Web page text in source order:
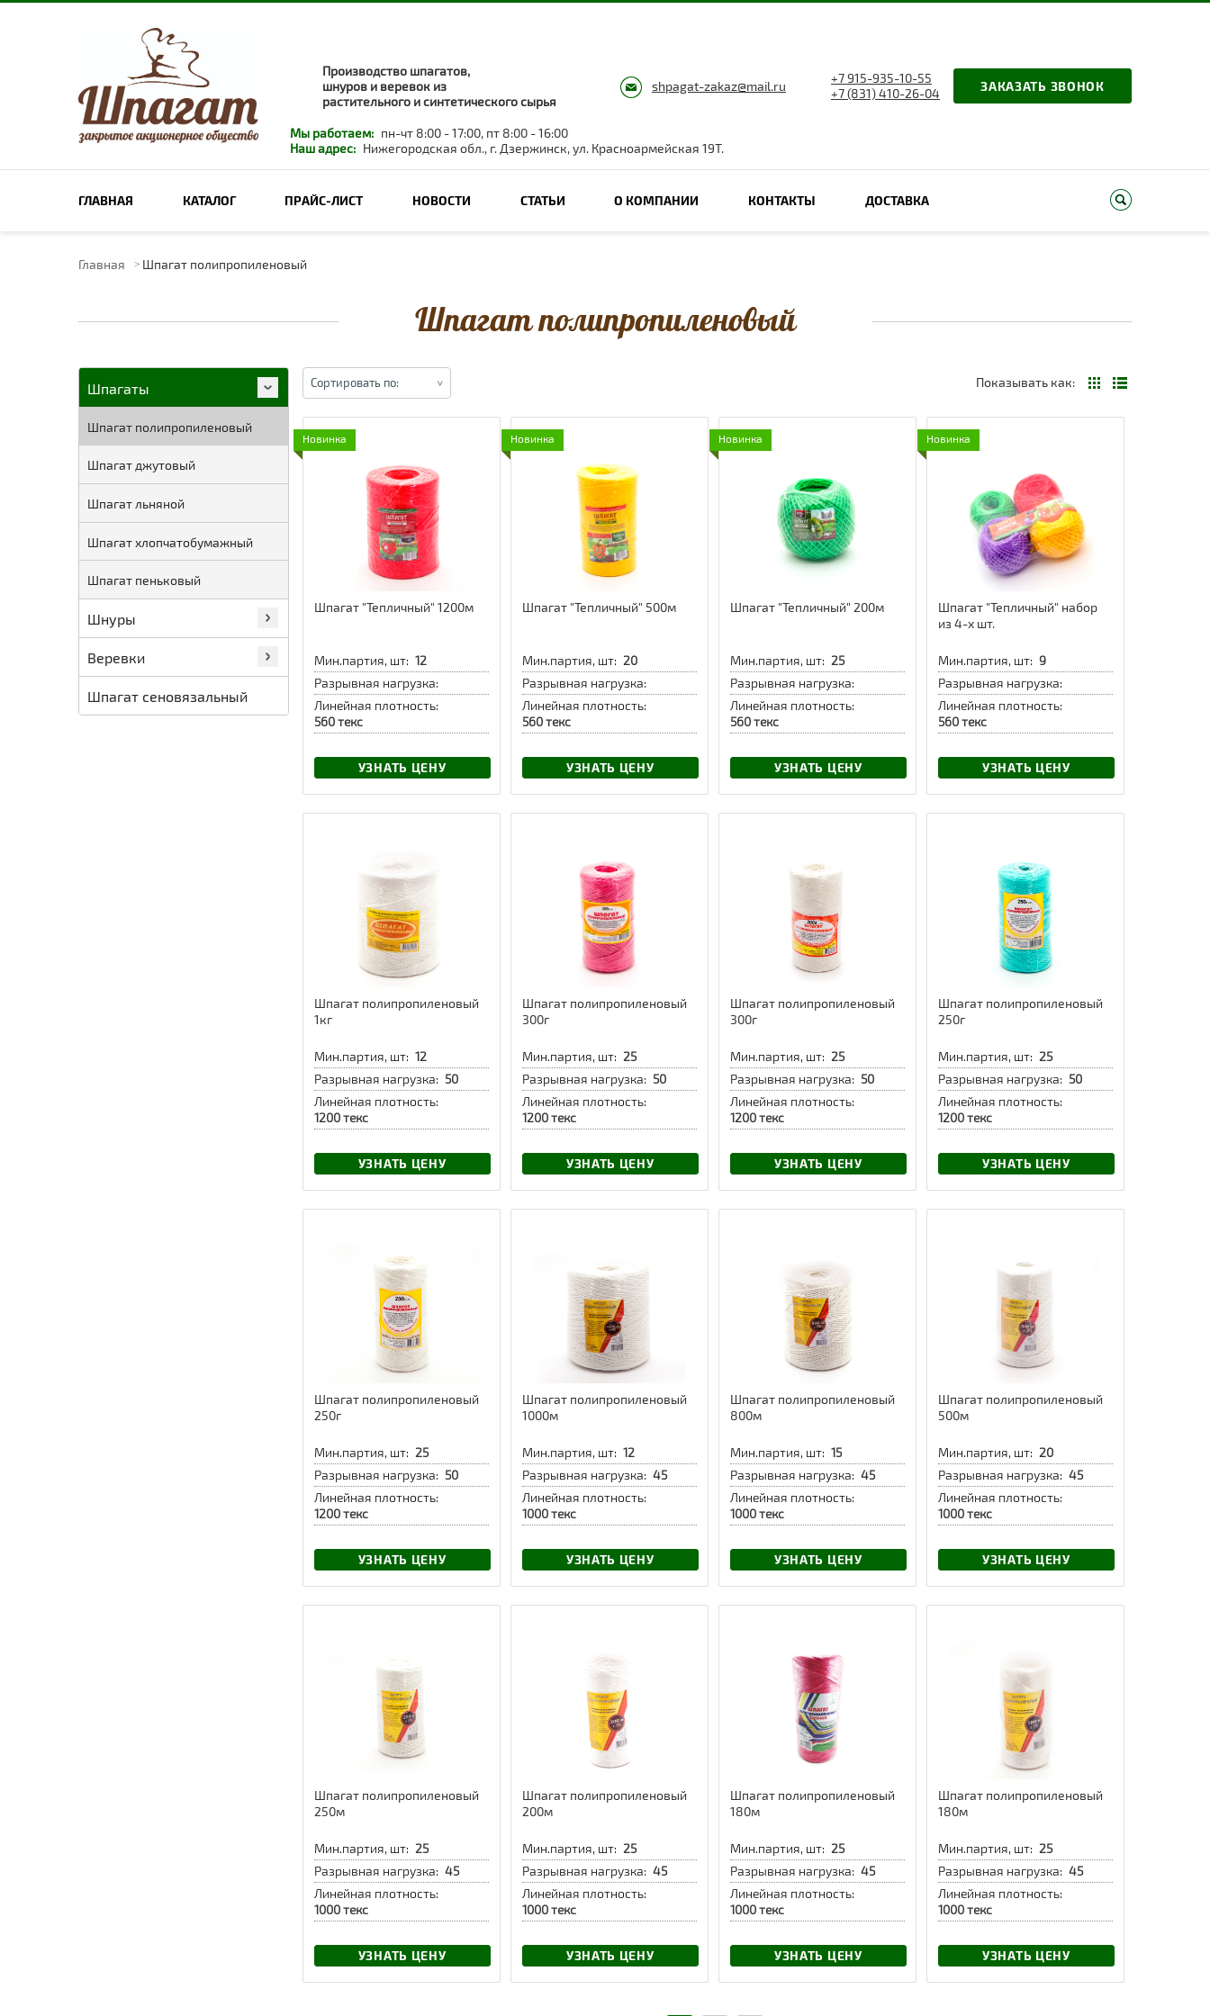
Производство шпагатов,
шнуров и веревок из
растительного и синтетического сырья
shpagat-zakaz@mail.ru
+7 915-935-10-55
+7 (831) 410-26-04
ЗАКАЗАТЬ ЗВОНОК
Мы работаем: пн-чт 8:00 - 17:00, пт 8:00 - 16:00
Наш адрес: Нижегородская обл., г. Дзержинск, ул. Красноармейская 19Т.
ГЛАВНАЯ КАТАЛОГ ПРАЙС-ЛИСТ НОВОСТИ СТАТЬИ О КОМПАНИИ КОНТАКТЫ ДОСТАВКА
ПОИСК ПО САЙТУ
Главная Шпагат полипропиленовый
Шпагат полипропиленовый
Шпагаты
Шпагат полипропиленовый
Шпагат джутовый
Шпагат льняной
Шпагат хлопчатобумажный
Шпагат пеньковый
Шнуры
Веревки
Шпагат сеновязальный
Сортировать по: Показывать как:
Новинка
Шпагат "Тепличный" 1200м
Мин.партия, шт: 12
Разрывная нагрузка:
Линейная плотность:
560 текс
УЗНАТЬ ЦЕНУ
Новинка
Шпагат "Тепличный" 500м
Мин.партия, шт: 20
Разрывная нагрузка:
Линейная плотность:
560 текс
УЗНАТЬ ЦЕНУ
Новинка
Шпагат "Тепличный" 200м
Мин.партия, шт: 25
Разрывная нагрузка:
Линейная плотность:
560 текс
УЗНАТЬ ЦЕНУ
Новинка
Шпагат "Тепличный" набор
из 4-х шт.
Мин.партия, шт: 9
Разрывная нагрузка:
Линейная плотность:
560 текс
УЗНАТЬ ЦЕНУ
Шпагат полипропиленовый
1кг
Мин.партия, шт: 12
Разрывная нагрузка: 50
Линейная плотность:
1200 текс
УЗНАТЬ ЦЕНУ
Шпагат полипропиленовый
300г
Мин.партия, шт: 25
Разрывная нагрузка: 50
Линейная плотность:
1200 текс
УЗНАТЬ ЦЕНУ
Шпагат полипропиленовый
300г
Мин.партия, шт: 25
Разрывная нагрузка: 50
Линейная плотность:
1200 текс
УЗНАТЬ ЦЕНУ
Шпагат полипропиленовый
250г
Мин.партия, шт: 25
Разрывная нагрузка: 50
Линейная плотность:
1200 текс
УЗНАТЬ ЦЕНУ
Шпагат полипропиленовый
250г
Мин.партия, шт: 25
Разрывная нагрузка: 50
Линейная плотность:
1200 текс
УЗНАТЬ ЦЕНУ
Шпагат полипропиленовый
1000м
Мин.партия, шт: 12
Разрывная нагрузка: 45
Линейная плотность:
1000 текс
УЗНАТЬ ЦЕНУ
Шпагат полипропиленовый
800м
Мин.партия, шт: 15
Разрывная нагрузка: 45
Линейная плотность:
1000 текс
УЗНАТЬ ЦЕНУ
Шпагат полипропиленовый
500м
Мин.партия, шт: 20
Разрывная нагрузка: 45
Линейная плотность:
1000 текс
УЗНАТЬ ЦЕНУ
Шпагат полипропиленовый
250м
Мин.партия, шт: 25
Разрывная нагрузка: 45
Линейная плотность:
1000 текс
УЗНАТЬ ЦЕНУ
Шпагат полипропиленовый
200м
Мин.партия, шт: 25
Разрывная нагрузка: 45
Линейная плотность:
1000 текс
УЗНАТЬ ЦЕНУ
Шпагат полипропиленовый
180м
Мин.партия, шт: 25
Разрывная нагрузка: 45
Линейная плотность:
1000 текс
УЗНАТЬ ЦЕНУ
Шпагат полипропиленовый
180м
Мин.партия, шт: 25
Разрывная нагрузка: 45
Линейная плотность:
1000 текс
УЗНАТЬ ЦЕНУ